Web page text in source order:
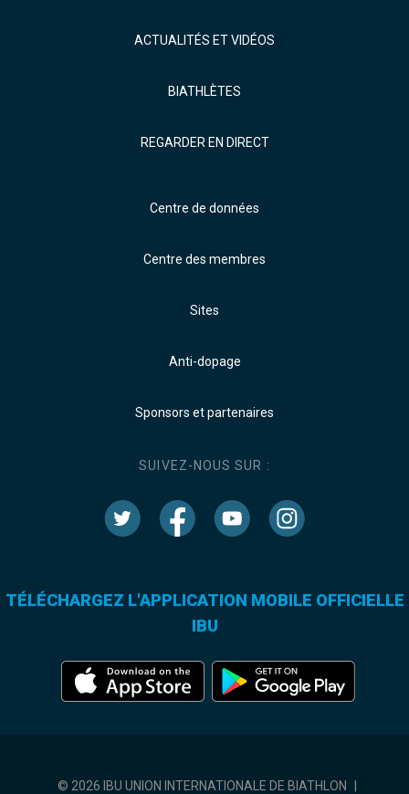
ACTUALITÉS ET VIDÉOS
BIATHLÈTES
REGARDER EN DIRECT
Centre de données
Centre des membres
Sites
Anti-dopage
Sponsors et partenaires
SUIVEZ-NOUS SUR :
TÉLÉCHARGEZ L'APPLICATION MOBILE OFFICIELLE
IBU
© 2026 IBU UNION INTERNATIONALE DE BIATHLON